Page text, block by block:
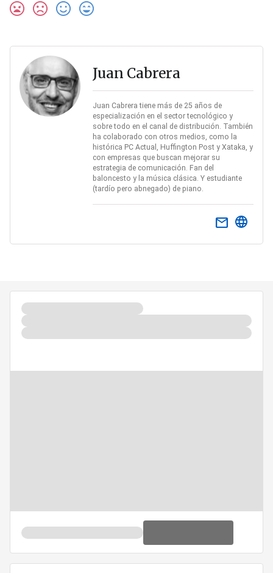
Juan Cabrera
Juan Cabrera tiene más de 25 años de
especialización en el sector tecnológico y
sobre todo en el canal de distribución. También
ha colaborado con otros medios, como la
histórica PC Actual, Huffington Post y Xataka, y
con empresas que buscan mejorar su
estrategia de comunicación. Fan del
baloncesto y la música clásica. Y estudiante
(tardío pero abnegado) de piano.
email